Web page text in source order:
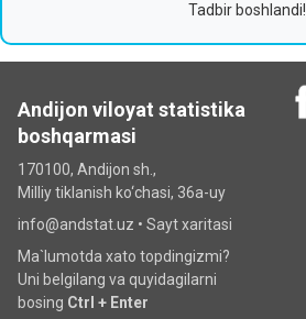
Tadbir boshlandi!
Andijon viloyat statistika
boshqarmasi
170100, Andijon sh.,
Milliy tiklanish ko‘chаsi, 36a-uy
info@andstat.uz • Sayt xaritasi
Ma`lumotda xato topdingizmi?
Uni belgilang va quyidagilarni
bosing Ctrl + Enter